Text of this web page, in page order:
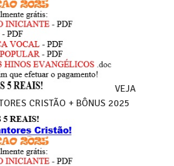
VEJA
CRISTÃO + BÔNUS 2025